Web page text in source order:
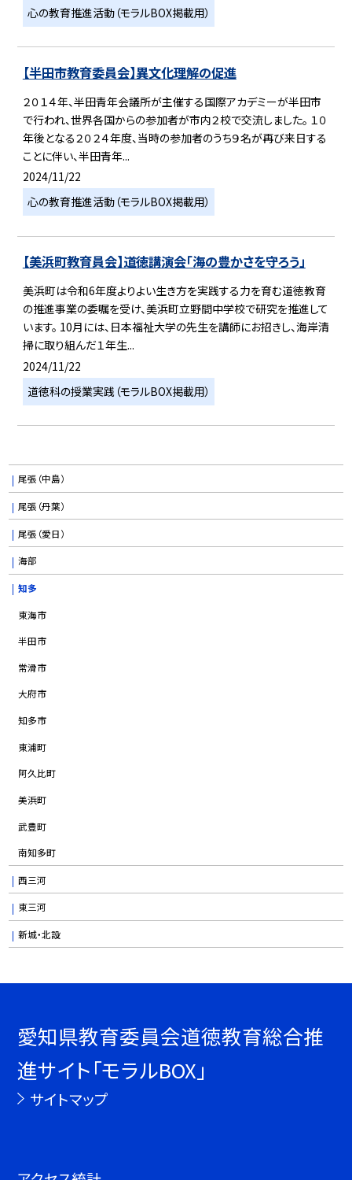
心の教育推進活動（モラルBOX掲載用）
【半田市教育委員会】異文化理解の促進
２０１４年、半田青年会議所が主催する国際アカデミーが半田市
で行われ、世界各国からの参加者が市内２校で交流しました。 １０
年後となる２０２４年度、当時の参加者のうち９名が再び来日する
ことに伴い、半田青年...
2024/11/22
心の教育推進活動（モラルBOX掲載用）
【美浜町教育員会】道徳講演会「海の豊かさを守ろう」
美浜町は令和6年度よりよい生き方を実践する力を育む道徳教育
の推進事業の委嘱を受け、美浜町立野間中学校で研究を推進して
います。 10月には、日本福祉大学の先生を講師にお招きし、海岸清
掃に取り組んだ１年生...
2024/11/22
道徳科の授業実践（モラルBOX掲載用）
尾張（中島）
尾張（丹葉）
尾張（愛日）
海部
知多
東海市
半田市
常滑市
大府市
知多市
東浦町
阿久比町
美浜町
武豊町
南知多町
西三河
東三河
新城・北設
愛知県教育委員会道徳教育総合推
進サイト「モラルBOX」
サイトマップ